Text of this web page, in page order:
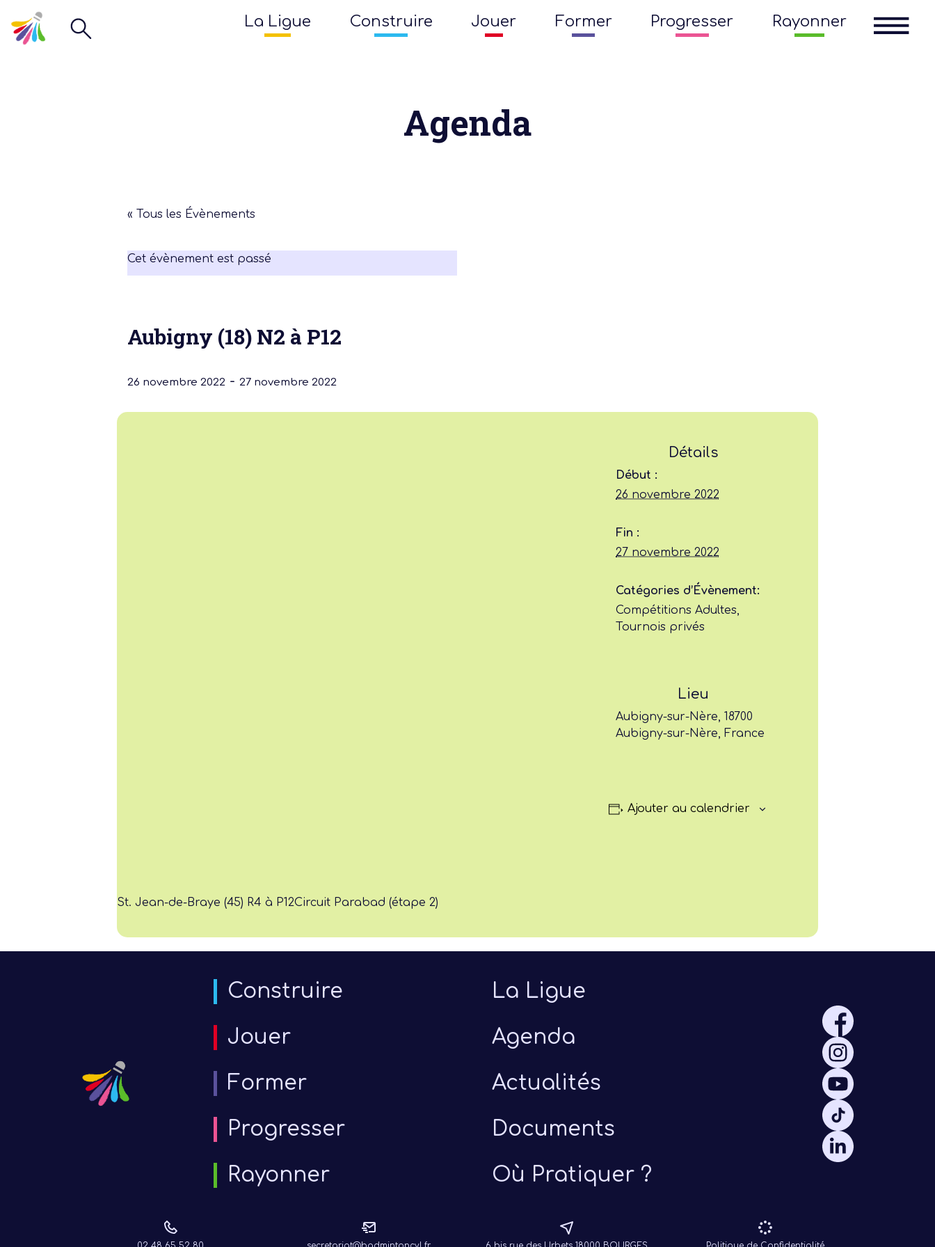
La Ligue Construire Jouer Former Progresser Rayonner
Construire
Progresser
Rayonner
6 juillet 2026
Agenda
« Tous les Évènements
Cet évènement est passé
Aubigny (18) N2 à P12
26 novembre 2022 - 27 novembre 2022
Détails
Début :
26 novembre 2022
Fin :
27 novembre 2022
Catégories d’Évènement:
Compétitions Adultes,
Tournois privés
Lieu
Aubigny-sur-Nère, 18700
Aubigny-sur-Nère, France
Ajouter au calendrier
St. Jean-de-Braye (45) R4 à P12Circuit Parabad (étape 2)
Construire
Jouer
Former
Progresser
Rayonner
La Ligue
Agenda
Actualités
Documents
Où Pratiquer ?